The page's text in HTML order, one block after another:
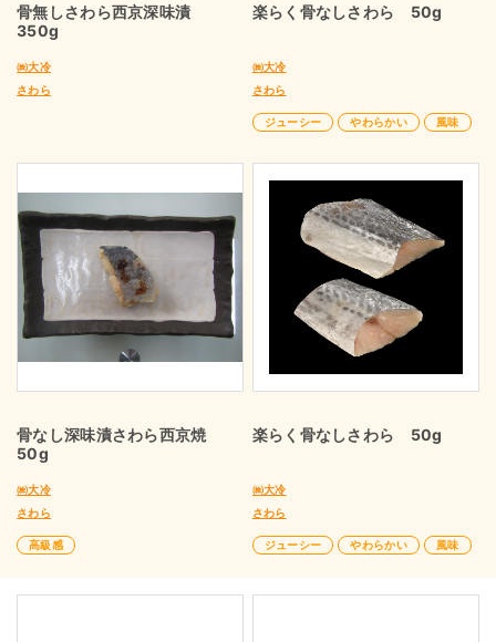
骨無しさわら西京深味漬
350g
㈱大冷
さわら
楽らく骨なしさわら 50g
㈱大冷
さわら
ジューシー やわらかい 風味
骨なし深味漬さわら西京焼
50g
㈱大冷
さわら
高級感
楽らく骨なしさわら 50g
㈱大冷
さわら
ジューシー やわらかい 風味